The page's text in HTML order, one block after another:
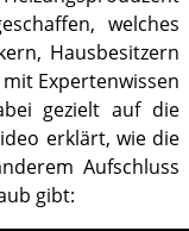
welches
Hausbesitzern
Expertenwissen
gezielt auf die
erklärt, wie die
Aufschluss
gibt: